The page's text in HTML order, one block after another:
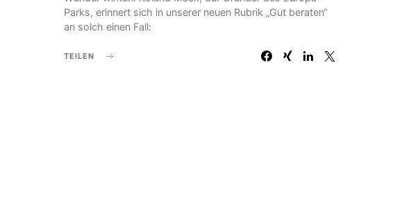
Parks, erinnert sich in unserer neuen Rubrik „Gut beraten“
an solch einen Fall:
TEILEN